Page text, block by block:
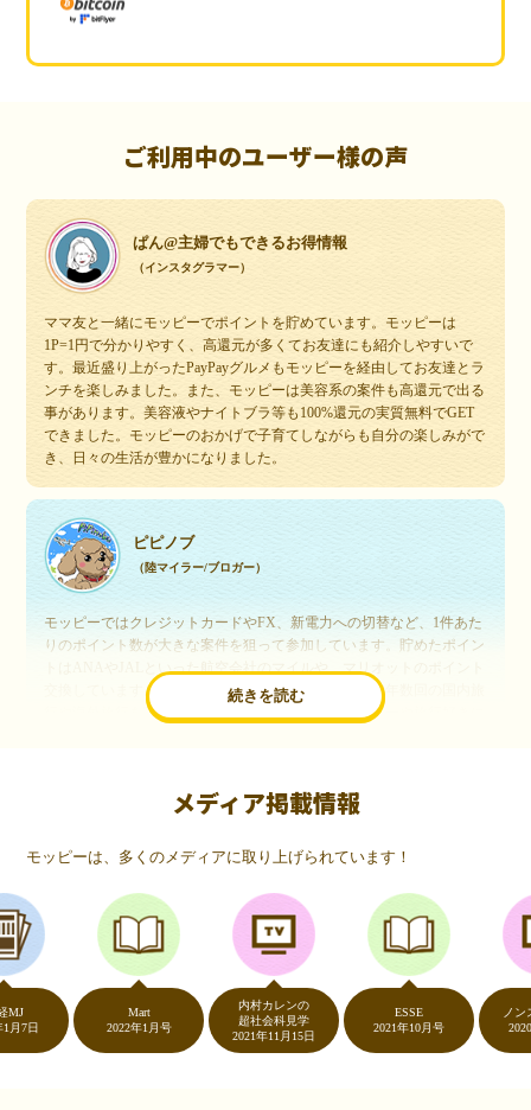
ご利用中のユーザー様の声
ぱん@主婦でもできるお得情報
（インスタグラマー）
ママ友と一緒にモッピーでポイントを貯めています。モッピーは
1P=1円で分かりやすく、高還元が多くてお友達にも紹介しやすいで
す。最近盛り上がったPayPayグルメもモッピーを経由してお友達とラ
ンチを楽しみました。また、モッピーは美容系の案件も高還元で出る
事があります。美容液やナイトブラ等も100%還元の実質無料でGET
できました。モッピーのおかげで子育てしながらも自分の楽しみがで
き、日々の生活が豊かになりました。
続きを読む
ピピノブ
（陸マイラー/ブロガー）
モッピーではクレジットカードやFX、新電力への切替など、1件あた
りのポイント数が大きな案件を狙って参加しています。貯めたポイン
交換しています。このようにすることで、ほぼ無料で年数回の国内旅
行や海外旅行を実現しています。モッピーは陸マイラーや旅行好きに
いつものネットショッピングが、モッピーでお得
（20代・女性）
友達に勧められてモッピーをはじめました。空いた時間にスマホで買
い物をすることが多いのですが、モッピーを経由するだけでショップ
のポイントとモッピーのポイントが二重で貯まることを知り、ビック
リ…！いつものネットショッピングをモッピーを経由するだけでポイ
ントが貯まるなんて…もっと早く教えてほしかった～！貯まったポイ
ントはギフト券に交換して、プチ贅沢を楽しんでます♪
メディア掲載情報
モッピーは、多くのメディアに取り上げられています！
2022年1月号
内村カレンの
超社会科見学
2021年11月15日
2021年10月号
ノンストッ
2020年5月